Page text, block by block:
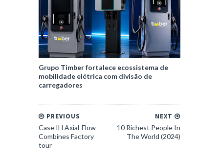
Grupo Timber fortalece ecossistema de
mobilidade elétrica com divisão de
carregadores
NEXT
10 Richest People In
The World (2024)
PREVIOUS
Case IH Axial-Flow
Combines Factory
tour